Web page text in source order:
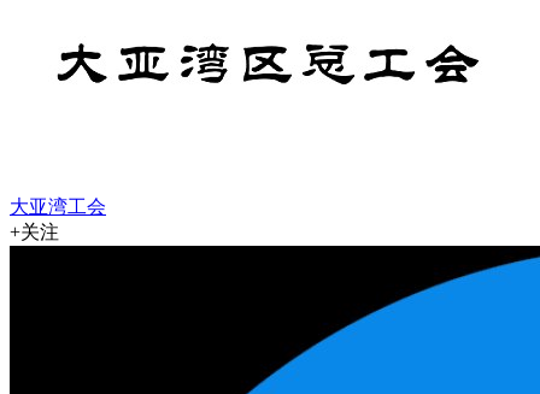
大亚湾工会
+关注